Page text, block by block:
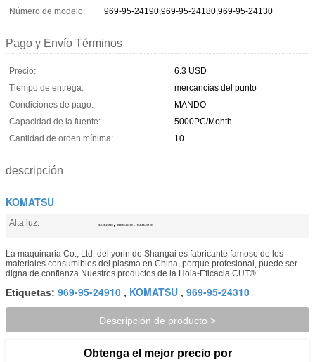
Número de modelo:
969-95-24190,969-95-24180,969-95-24130
Pago y Envío Términos
Precio:
6.3 USD
Tiempo de entrega:
mercancías del punto
Condiciones de pago:
MANDO
Capacidad de la fuente:
5000PC/Month
Cantidad de orden mínima:
10
descripción
KOMATSU
Alta luz: 969-95-24180 , 969-95-24130 , 969-95-24190
La maquinaria Co., Ltd. del yorin de Shangai es fabricante famoso de los
materiales consumibles del plasma en China, porque profesional, puede ser
digna de confianza.Nuestros productos de la Hola-Eficacia CUT® ...
Etiquetas: 969-95-24910 , KOMATSU , 969-95-24310
Descripción de producto >
Obtenga el mejor precio por